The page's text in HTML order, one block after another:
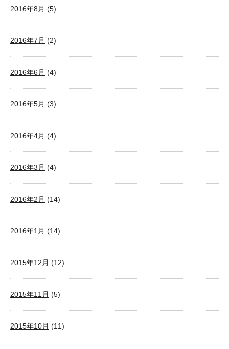
2016年8月 (5)
2016年7月 (2)
2016年6月 (4)
2016年5月 (3)
2016年4月 (4)
2016年3月 (4)
2016年2月 (14)
2016年1月 (14)
2015年12月 (12)
2015年11月 (5)
2015年10月 (11)